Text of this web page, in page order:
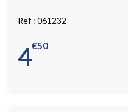
061232
4 50
€